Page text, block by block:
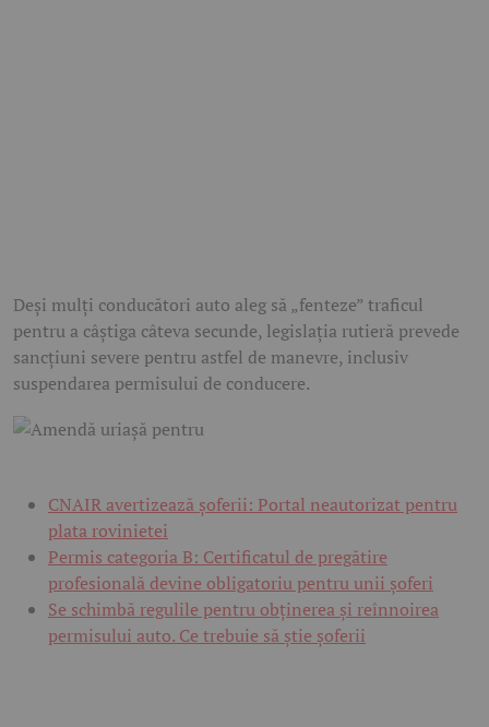
Deși mulți conducători auto aleg să „fenteze” traficul
pentru a câștiga câteva secunde, legislația rutieră prevede
sancțiuni severe pentru astfel de manevre, inclusiv
suspendarea permisului de conducere.
CNAIR avertizează șoferii: Portal neautorizat pentru
plata rovinietei
Permis categoria B: Certificatul de pregătire
profesională devine obligatoriu pentru unii șoferi
Se schimbă regulile pentru obținerea și reînnoirea
permisului auto. Ce trebuie să știe șoferii